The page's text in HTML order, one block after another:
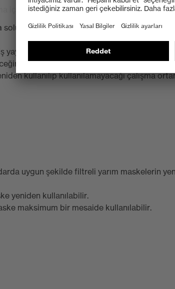
için filtreli yarım maskelerin koruma seviyesi
solunum koruma sınıfları hakkında daha fazla
yayını, filtreli yarım maskelerin sadece tek
de düzenler. İlgili temizlik ve
kullanılıp kullanılamayacağı çalışma
uygun şekilde filtreli yarım maskelerin
yeniden kullanılabilir.
maksimum bir mesaide kullanılabilir.